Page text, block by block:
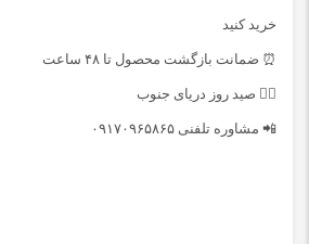
خرید کنید
⏰ ضمانت بازگشت محصول تا ۴۸ ساعت
🚣‍♂️ صید روز دریای جنوب
📲 مشاوره تلفنی ۰۹۱۷۰۹۶۵۸۶۵